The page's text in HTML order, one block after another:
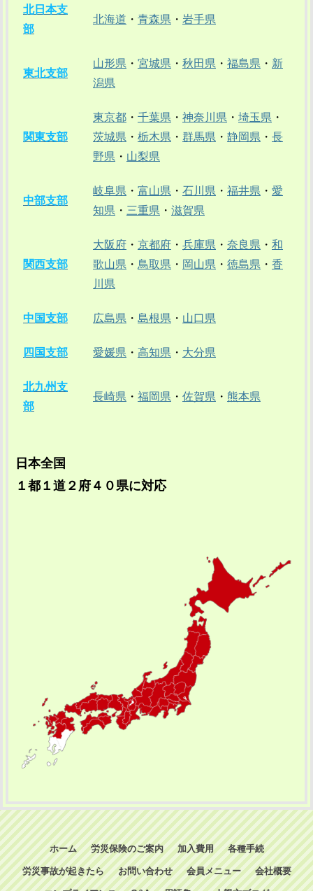
北日本支
部
北海道 ・ 青森県 ・ 岩手県
東北支部
山形県 ・ 宮城県 ・ 秋田県 ・ 福島県 ・ 新
潟県
関東支部
東京都 ・ 千葉県 ・ 神奈川県 ・ 埼玉県 ・
茨城県 ・ 栃木県 ・ 群馬県 ・ 静岡県 ・ 長
野県 ・ 山梨県
中部支部
岐阜県 ・ 富山県 ・ 石川県 ・ 福井県 ・ 愛
知県 ・ 三重県 ・ 滋賀県
関西支部
大阪府 ・ 京都府 ・ 兵庫県 ・ 奈良県 ・ 和
歌山県 ・ 鳥取県 ・ 岡山県 ・ 徳島県 ・ 香
川県
中国支部 広島県 ・ 島根県 ・ 山口県
四国支部 愛媛県 ・ 高知県 ・ 大分県
北九州支
部
長崎県 ・ 福岡県 ・ 佐賀県 ・ 熊本県
日本全国
１都１道２府４０県に対応
ホーム 労災保険のご案内 加入費用 各種手続
労災事故が起きたら お問い合わせ 会員メニュー 会社概要